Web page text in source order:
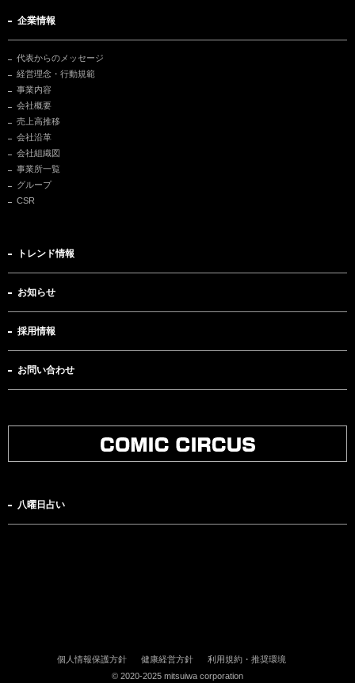
企業情報
代表からのメッセージ
経営理念・行動規範
事業内容
会社概要
売上高推移
会社沿革
会社組織図
事業所一覧
グループ
CSR
トレンド情報
お知らせ
採用情報
お問い合わせ
八曜日占い
個人情報保護方針 健康経営方針
利用規約・推奨環境
© 2020-2025 mitsuiwa corporation